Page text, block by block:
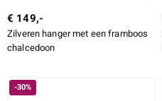
€ 149,-
Zilveren hanger met een framboos
chalcedoon
-30%